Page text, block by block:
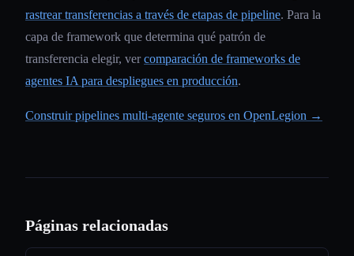
rastrear transferencias a través de etapas de pipeline. Para la
capa de framework que determina qué patrón de
transferencia elegir, vercomparación de frameworks de
agentes IA para despliegues en producción.
Construir pipelines multi-agente seguros en OpenLegion →
Páginas relacionadas